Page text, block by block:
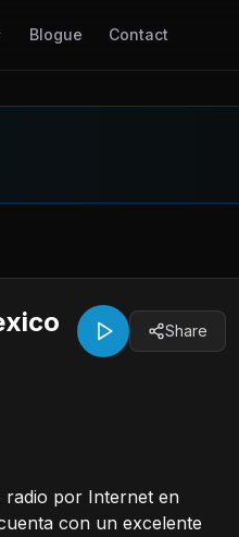
Blogue Contact
Share
radio por Internet en
con un excelente